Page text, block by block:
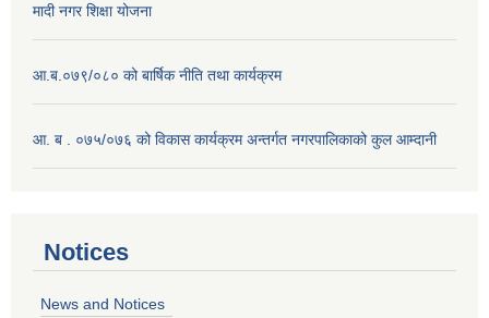
मादी नगर शिक्षा योजना
आ.ब.०७९/०८० को बार्षिक नीति तथा कार्यक्रम
आ. ब . ०७५/०७६ को विकास कार्यक्रम अन्तर्गत नगरपालिकाको कुल आम्दानी
Notices
News and Notices